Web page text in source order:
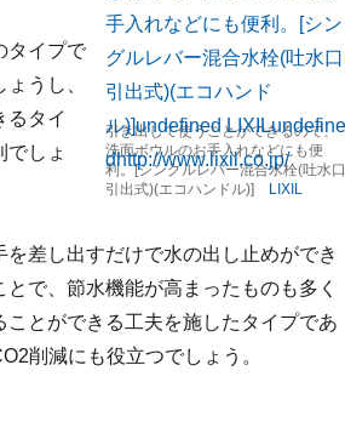
引き出して使うことができるので、
洗面ボウルのお手入れなどにも便
利。[シングルレバー混合水栓(吐水口
引出式)(エコハンドル)]
LIXIL
タイプで
うし、
るタイ
しょ
差し出すだけで水の出し止めができ
で、節水機能が高まったものも多く
とができる工夫を施したタイプであ
削減にも役立つでしょう。